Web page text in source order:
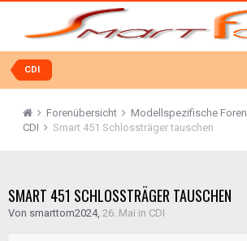
CDI
Forenübersicht
Modellspezifische Foren
CDI
Smart 451 Schlossträger tauschen
SMART 451 SCHLOSSTRÄGER TAUSCHEN
Von smarttom2024, 26. Mai in CDI